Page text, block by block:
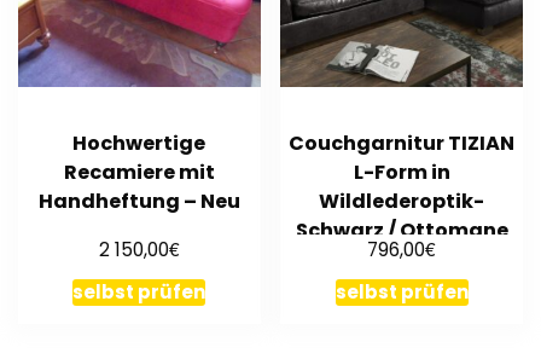
Hochwertige
Recamiere mit
Handheftung – Neu
2 150,00€
selbst prüfen
Couchgarnitur TIZIAN
L-Form in
Wildlederoptik-
Schwarz / Ottomane
Rechts
796,00€
selbst prüfen